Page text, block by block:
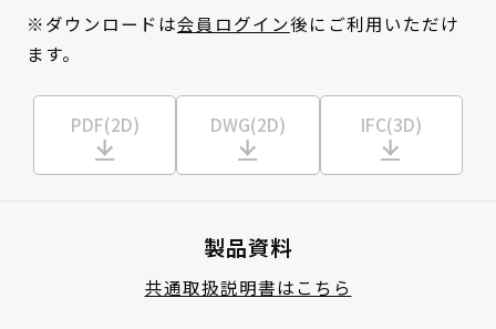
※ダウンロードは会員ログイン後にご利用いただけ
ます。
PDF(2D) DWG(2D) IFC(3D)
製品資料
共通取扱説明書はこちら